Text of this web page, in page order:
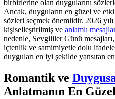
birbirlerine olan duygularını
Ancak, duyguların en güzel ve
sözleri seçmek önemlidir. 2026
kişiselleştirilmiş ve anlamlı
nedenle, Sevgililer Günü
içtenlik ve samimiyetle dolu
duyguları en iyi şekilde yansıtan
Romantik ve
Anlatmanın En